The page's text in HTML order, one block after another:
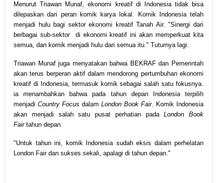
Menurut Triawan Munaf, ekonomi kreatif di Indonesia tidak bisa
dilepaskan dari peran komik karya lokal. Komik Indonesia telah
menjadi hulu bagi sektor ekonomi kreatif Tanah Air. "Sinergi dari
berbagai sub-sektor di ekonomi kreatif ini akan memperkuat kita
semua, dan komik menjadi hulu dari semua itu." Tuturnya lagi.
Triawan Munaf juga menyatakan bahwa BEKRAF dan Pemerintah
akan terus berperan aktif dalam mendorong pertumbuhan ekonomi
kreatif di Indonesia, termasuk komik sebagai salah satu fokusnya.
ia menambahkan bahwa pada tahun depan Indonesia terpilih
menjadi Country Focus dalam London Book Fair. Komik Indonesia
akan menjadi salah satu pusat perhatian padaLondon Book
Fairtahun depan.
"Untuk tahun ini, komik Indonesia sudah eksis dalam perhelatan
London Fair dan sukses sekali, apalagi di tahun depan."